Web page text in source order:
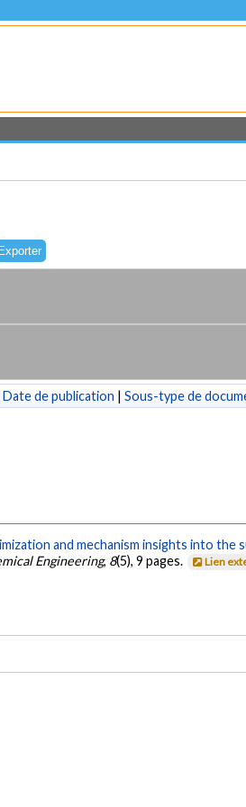
Date de publication | Sous-type de
and mechanism insights into the
Engineering, 8(5), 9 pages. Lien